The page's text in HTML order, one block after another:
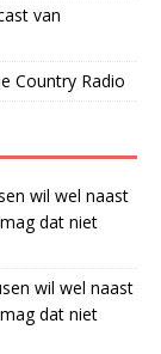
van
Country Radio
wil wel naast
dat niet
wil wel naast
dat niet